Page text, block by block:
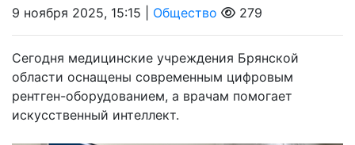
9 ноября 2025, 15:15 | Общество 279
Сегодня медицинские учреждения Брянской
области оснащены современным цифровым
рентген-оборудованием, а врачам помогает
искусственный интеллект.